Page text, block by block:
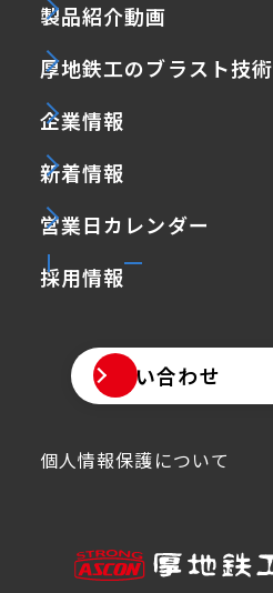
製品紹介動画
厚地鉄工のブラスト技術
企業情報
新着情報
営業日カレンダー
採用情報
お問い合わせ
個人情報保護について